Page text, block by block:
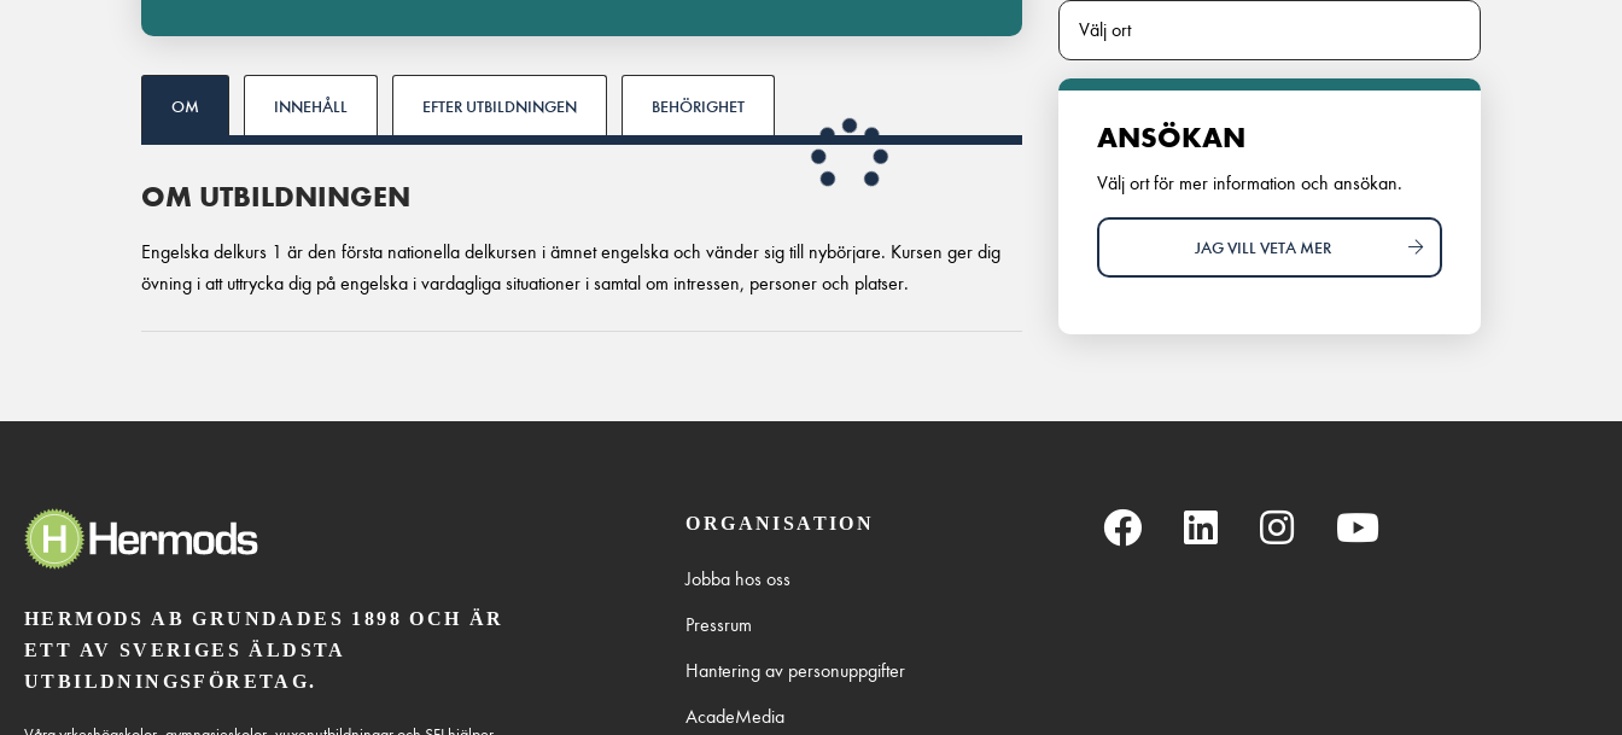
OM INNEHÅLL EFTER UTBILDNINGEN BEHÖRIGHET
OM UTBILDNINGEN
Engelska delkurs 1 är den första nationella delkursen i ämnet engelska och vänder sig till nybörjare. Kursen ger dig
övning i att uttrycka dig på engelska i vardagliga situationer i samtal om intressen, personer och platser.
ANSÖKAN
Välj ort för mer information och ansökan.
JAG VILL VETA MER
HERMODS AB GRUNDADES 1898 OCH ÄR
ETT AV SVERIGES ÄLDSTA
UTBILDNINGSFÖRETAG.
ORGANISATION
Jobba hos oss
Pressrum
Hantering av personuppgifter
AcadeMedia